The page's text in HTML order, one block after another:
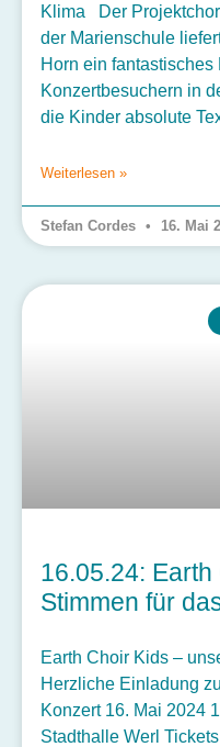
Klima Der
der Marienschule
Horn ein
Konzertbesuchern in
die Kinder absolute
Weiterlesen »
Stefan Cordes 16. Mai
16.05.24:
Stimmen für
Earth Choir Kids –
Herzliche Einladung
Konzert 16. Mai 2024
Stadthalle Werl